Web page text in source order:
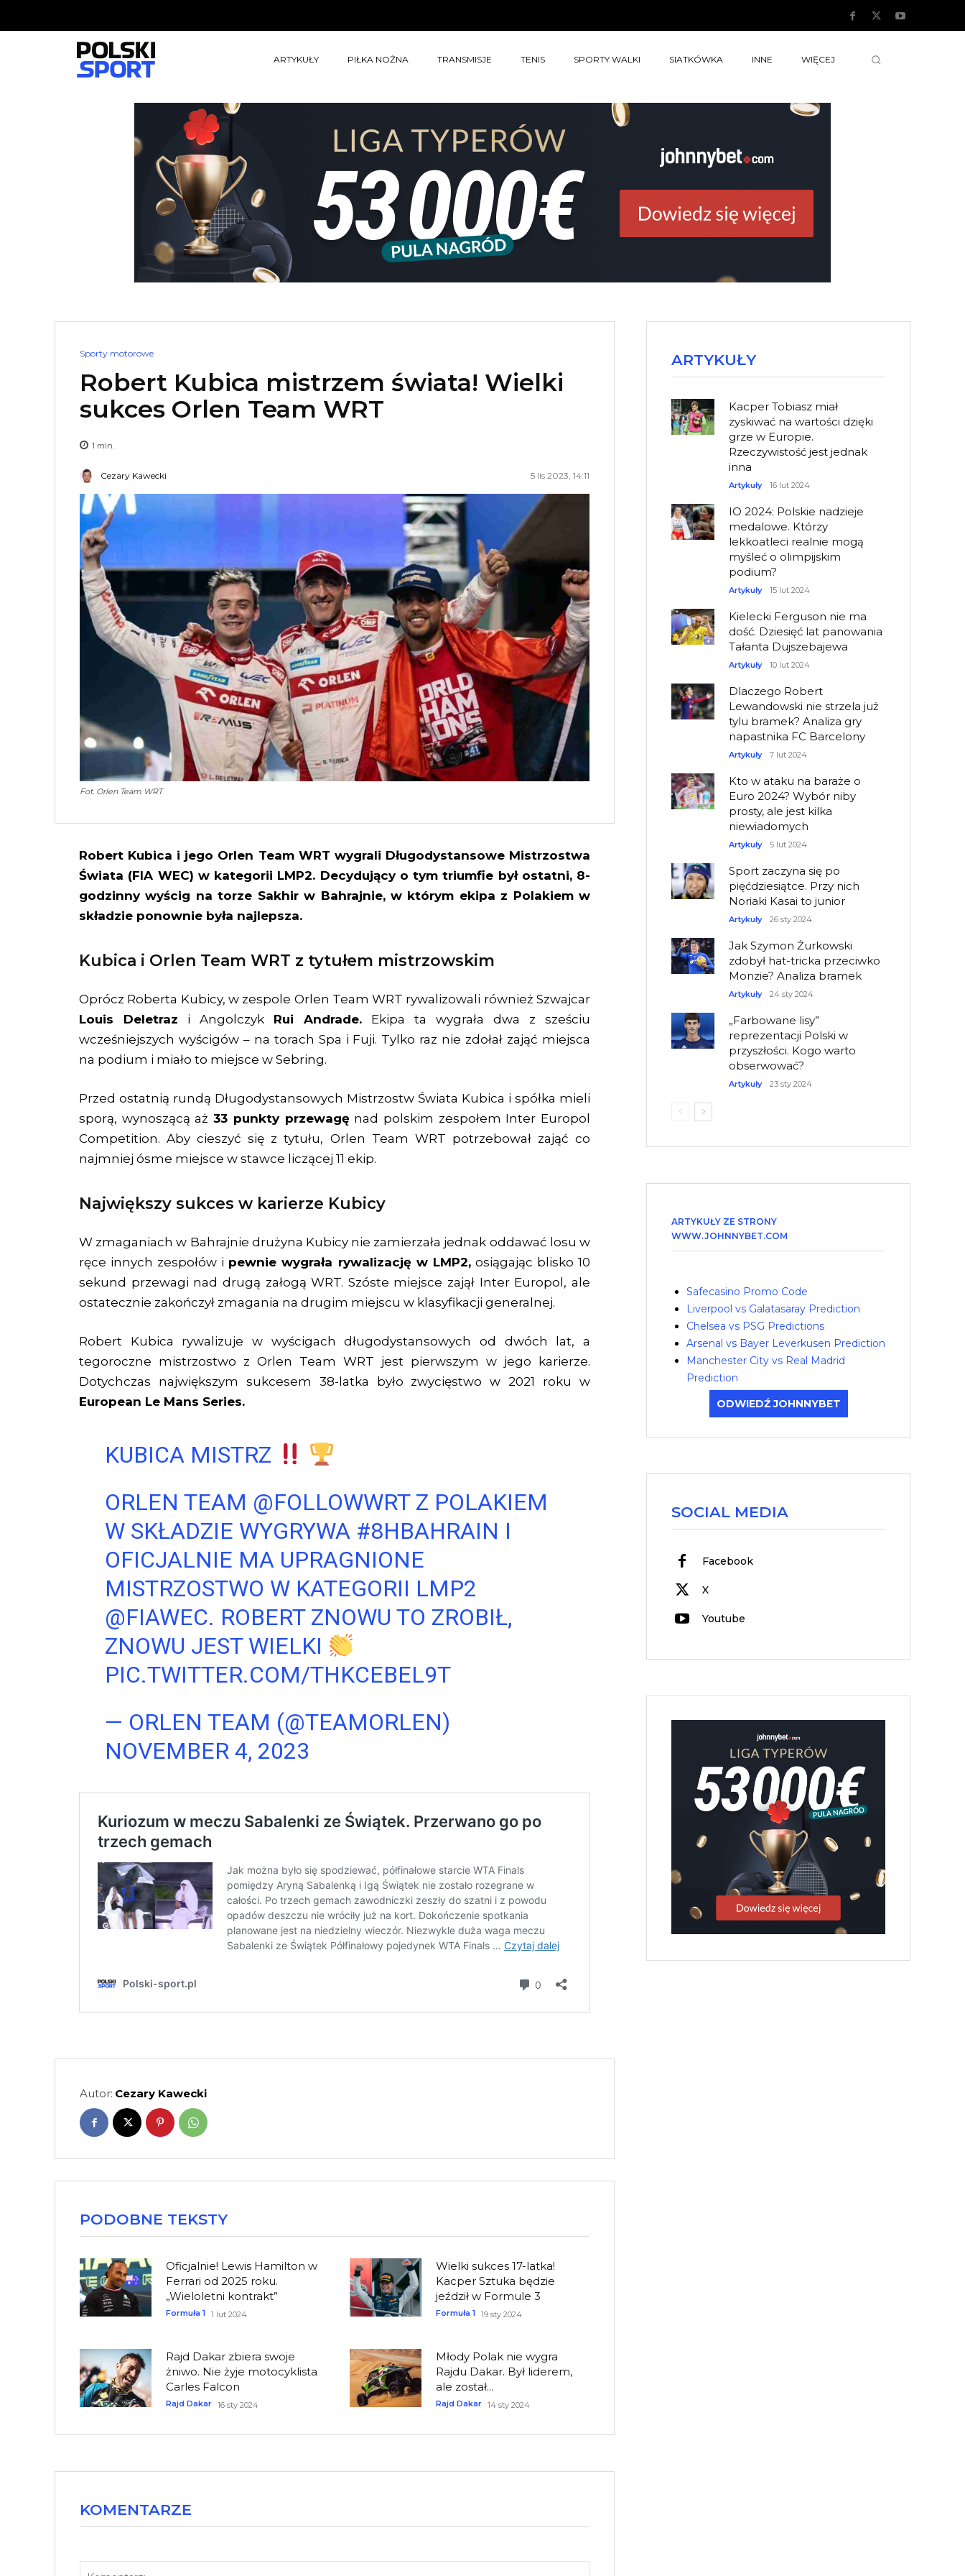
ARTYKUŁY PIŁKA NOŻNA TRANSMISJE TENIS SPORTY WALKI SIATKÓWKA INNE WIĘCEJ
Sporty motorowe
Robert Kubica mistrzem świata! Wielki
sukces Orlen Team WRT
1 min.
Cezary Kawecki 5 lis 2023, 14:11
Fot. Orlen Team WRT
Robert Kubica i jego Orlen Team WRT wygrali Długodystansowe Mistrzostwa
Świata (FIA WEC) w kategorii LMP2. Decydujący o tym triumfie był ostatni, 8-
godzinny wyścig na torze Sakhir w Bahrajnie, w którym ekipa z Polakiem w
składzie ponownie była najlepsza.
Kubica i Orlen Team WRT z tytułem mistrzowskim
Oprócz Roberta Kubicy, w zespole Orlen Team WRT rywalizowali również Szwajcar
Louis Deletraz i Angolczyk Rui Andrade. Ekipa ta wygrała dwa z sześciu
wcześniejszych wyścigów – na torach Spa i Fuji. Tylko raz nie zdołał zająć miejsca
na podium i miało to miejsce w Sebring.
Przed ostatnią rundą Długodystansowych Mistrzostw Świata Kubica i spółka mieli
sporą, wynoszącą aż33 punkty przewagęnad polskim zespołem Inter Europol
Competition. Aby cieszyć się z tytułu, Orlen Team WRT potrzebował zająć co
najmniej ósme miejsce w stawce liczącej 11 ekip.
Największy sukces w karierze Kubicy
W zmaganiach w Bahrajnie drużyna Kubicy nie zamierzała jednak oddawać losu w
ręce innych zespołów i pewnie wygrała rywalizację w LMP2,osiągając blisko 10
sekund przewagi nad drugą załogą WRT. Szóste miejsce zajął Inter Europol, ale
ostatecznie zakończył zmagania na drugim miejscu w klasyfikacji generalnej.
Robert Kubica rywalizuje w wyścigach długodystansowych od dwóch lat, a
tegoroczne mistrzostwo z Orlen Team WRT jest pierwszym w jego karierze.
Dotychczas największym sukcesem 38-latka było zwycięstwo w 2021 roku w
European Le Mans Series.
KUBICA MISTRZ
ORLEN TEAM @FOLLOWWRTZ POLAKIEM
W SKŁADZIE WYGRYWA #8HBAHRAIN I
OFICJALNIE MA UPRAGNIONE
MISTRZOSTWO W KATEGORII LMP2
@FIAWEC. ROBERT ZNOWU TO ZROBIŁ,
ZNOWU JEST WIELKI
PIC.TWITTER.COM/THKCEBEL9T
— ORLEN TEAM (@TEAMORLEN)
NOVEMBER 4, 2023
Autor: Cezary Kawecki
PODOBNE TEKSTY
Oficjalnie! Lewis Hamilton w
Ferrari od 2025 roku.
„Wieloletni kontrakt”
Formuła 1 1 lut 2024
Wielki sukces 17-latka!
Kacper Sztuka będzie
jeździł w Formule 3
Formuła 1 19 sty 2024
Rajd Dakar zbiera swoje
żniwo. Nie żyje motocyklista
Carles Falcon
Rajd Dakar 16 sty 2024
Młody Polak nie wygra
Rajdu Dakar. Był liderem,
ale został...
Rajd Dakar 14 sty 2024
KOMENTARZE
ARTYKUŁY
Kacper Tobiasz miał
zyskiwać na wartości dzięki
grze w Europie.
Rzeczywistość jest jednak
inna
Artykuły 16 lut 2024
IO 2024: Polskie nadzieje
medalowe. Którzy
lekkoatleci realnie mogą
myśleć o olimpijskim
podium?
Artykuły 15 lut 2024
Kielecki Ferguson nie ma
dość. Dziesięć lat panowania
Tałanta Dujszebajewa
Artykuły 10 lut 2024
Dlaczego Robert
Lewandowski nie strzela już
tylu bramek? Analiza gry
napastnika FC Barcelony
Artykuły 7 lut 2024
Kto w ataku na baraże o
Euro 2024? Wybór niby
prosty, ale jest kilka
niewiadomych
Artykuły 5 lut 2024
Sport zaczyna się po
pięćdziesiątce. Przy nich
Noriaki Kasai to junior
Artykuły 26 sty 2024
Jak Szymon Żurkowski
zdobył hat-tricka przeciwko
Monzie? Analiza bramek
Artykuły 24 sty 2024
„Farbowane lisy”
reprezentacji Polski w
przyszłości. Kogo warto
obserwować?
Artykuły 23 sty 2024
ARTYKUŁY ZE STRONY
WWW.JOHNNYBET.COM
Safecasino Promo Code
Liverpool vs Galatasaray Prediction
Chelsea vs PSG Predictions
Arsenal vs Bayer Leverkusen Prediction
Manchester City vs Real Madrid
Prediction
ODWIEDŹ JOHNNYBET
SOCIAL MEDIA
Facebook
X
Youtube